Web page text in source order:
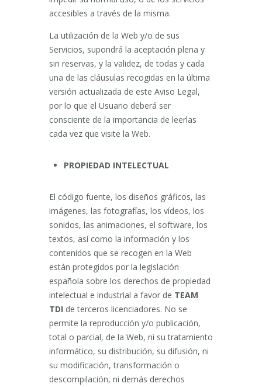
accesibles a través de la misma.
La utilización de la Web y/o de sus
Servicios, supondrá la aceptación plena y
sin reservas, y la validez, de todas y cada
una de las cláusulas recogidas en la última
versión actualizada de este Aviso Legal,
por lo que el Usuario deberá ser
consciente de la importancia de leerlas
cada vez que visite la Web.
PROPIEDAD INTELECTUAL
El código fuente, los diseños gráficos, las
imágenes, las fotografías, los vídeos, los
sonidos, las animaciones, el software, los
textos, así como la información y los
contenidos que se recogen en la Web
están protegidos por la legislación
española sobre los derechos de propiedad
intelectual e industrial a favor de TEAM
TDI de terceros licenciadores. No se
permite la reproducción y/o publicación,
total o parcial, de la Web, ni su tratamiento
informático, su distribución, su difusión, ni
su modificación, transformación o
descompilación, ni demás derechos